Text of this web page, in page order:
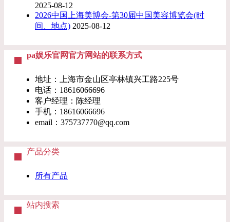
2025-08-12
2026中国上海美博会-第30届中国美容博览会(时
间、地点) 2025-08-12
pa娱乐官网官方网站的联系方式
地址：上海市金山区亭林镇兴工路225号
电话： 18616066696
客户经理：陈经理
手机： 18616066696
email： 375737770@qq.com
产品分类
所有产品
站内搜索